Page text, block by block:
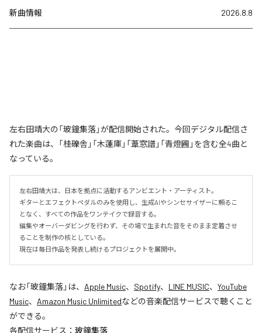
新曲情報 2026.8.8
左右田靖大の「玻鐘集落」が配信開始された。今回デジタル配信さ
れた楽曲は、「桂礫舎」「木蓮庫」「葦窓譜」「青燈圃」を含む全4曲と
なっている。
左右田靖大は、日本を拠点に活動するアンビエント・アーティスト。
ギターとエフェクトペダルのみを使用し、生成AIやシンセサイザーに頼るこ
となく、すべての作品をワンテイクで録音する。
編集やオーバーダビングを行わず、その場で生まれた音をそのまま定着させ
ることを制作の核としている。
現在は毎日作品を発表し続けるプロジェクトを展開中。
なお「玻鐘集落」は、 Apple Music、 Spotify、 LINE MUSIC、 YouTube
Music、 Amazon Music Unlimitedなどの音楽配信サービスで聴くこと
ができる。
各配信サービス： 玻鐘集落